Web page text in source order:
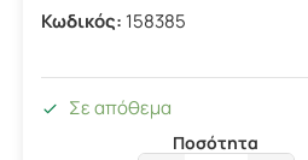
Κωδικός: 158385
Σε απόθεμα
Ποσότητα